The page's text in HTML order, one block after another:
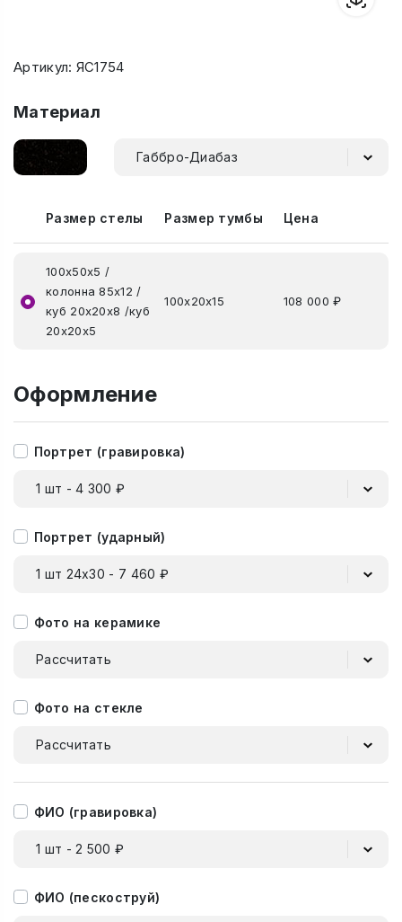
Артикул: ЯС1754
Материал
Габбро-Диабаз
Размер стелы Размер тумбы Цена
100х50х5 /
колонна 85х12 /
куб 20х20х8 /куб
20х20х5
100х20х15 108 000 ₽
Оформление
Портрет (гравировка)
1 шт - 4 300 ₽
Портрет (ударный)
1 шт 24х30 - 7 460 ₽
Фото на керамике
Рассчитать
Фото на стекле
Рассчитать
ФИО (гравировка)
1 шт - 2 500 ₽
ФИО (пескоструй)